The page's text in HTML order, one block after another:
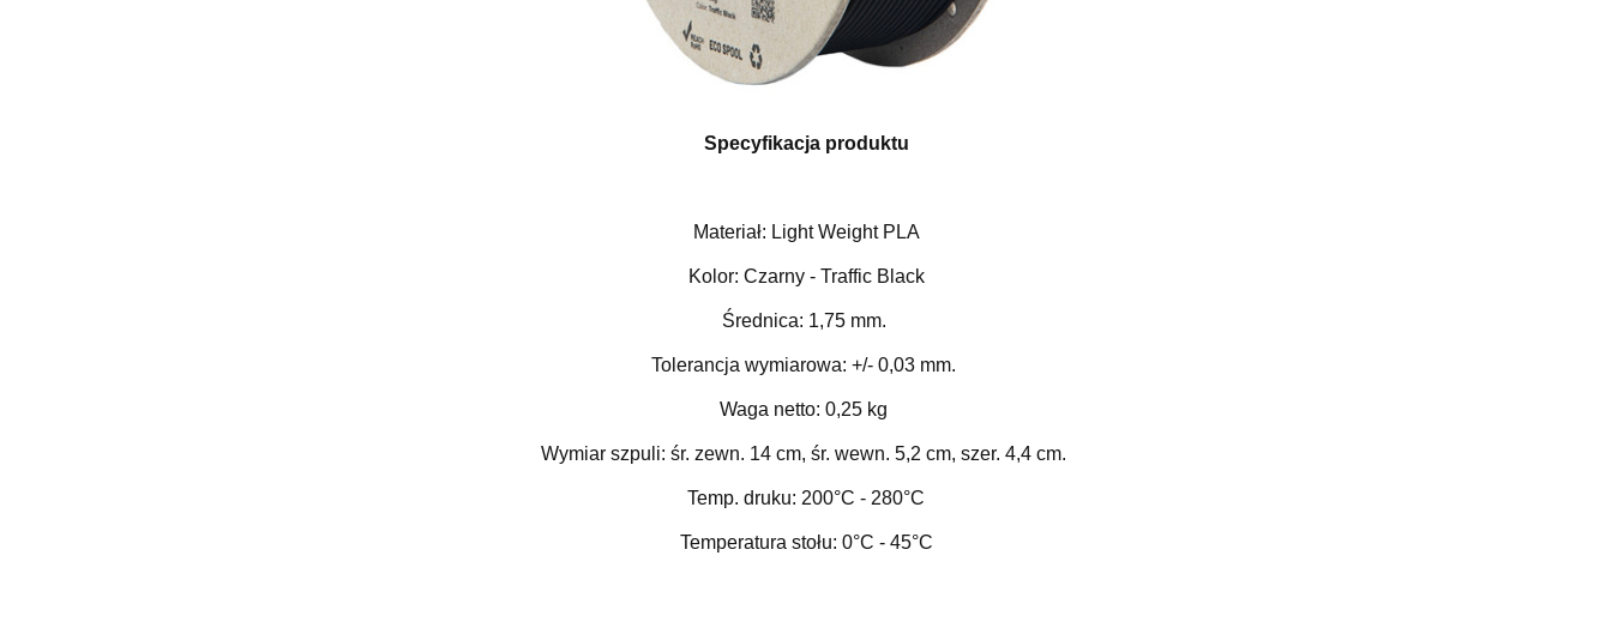
Specyfikacja produktu
Materiał: Light Weight PLA
Kolor: Czarny - Traffic Black
Średnica: 1,75 mm.
Tolerancja wymiarowa: +/- 0,03 mm.
Waga netto: 0,25 kg
Wymiar szpuli: śr. zewn. 14 cm, śr. wewn. 5,2 cm, szer. 4,4 cm.
Temp. druku: 200°C - 280°C
Temperatura stołu: 0°C - 45°C